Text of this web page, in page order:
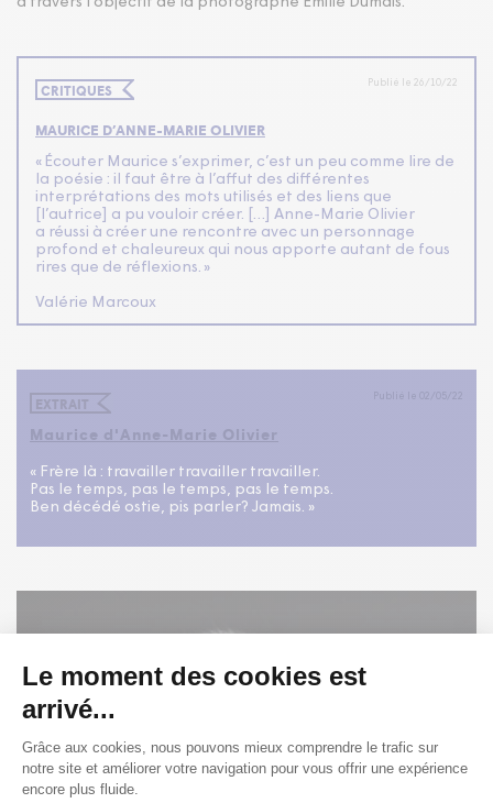
CRITIQUES Publié le 26/10/22
MAURICE D’ANNE-MARIE OLIVIER
« Écouter Maurice s’exprimer, c’est un peu comme lire de
la poésie : il faut être à l’affut des différentes
interprétations des mots utilisés et des liens que
[l’autrice] a pu vouloir créer. […] Anne-Marie Olivier
a réussi à créer une rencontre avec un personnage
profond et chaleureux qui nous apporte autant de fous
rires que de réflexions. »
Valérie Marcoux
EXTRAIT Publié le 02/05/22
Maurice d'Anne-Marie Olivier
« Frère là : travailler travailler travailler.
Pas le temps, pas le temps, pas le temps.
Ben décédé ostie, pis parler? Jamais. »